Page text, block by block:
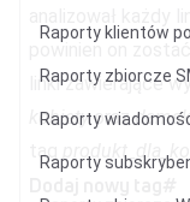
Raporty klientów
Raporty zbiorcze
Raporty
Raporty
analizował każdy
powinien on
linki zawierające
kobietyoraz
tag